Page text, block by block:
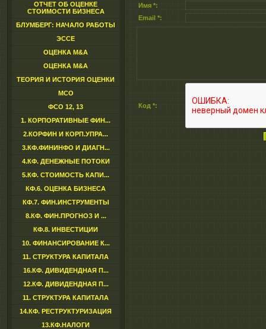
ОТЧЕТ ОБ ОЦЕНКЕ
СТОИМОСТИ БИЗНЕСА
БЛУМБЕРГ: НАЧАЛО РАБОТЫ
ЭССЕ
ОЦЕНКА M&A
ОЦЕНКА M&A
ТЕОРИЯ И ИСТОРИЯ ОЦЕНКИ
МСО
ФСО 12, 13
1. КОРПОРАТИВНЫЕ ФИН...
2.КОРФИН И КОРП.УПРА...
3.КФ.ФИНИНФО И ДИАГН...
4.КФ. ДЕНЕЖНЫЕ ПОТОКИ
5.КФ. СТОИМОСТЬ КАПИ...
КФ.6. ОЦЕНКА БИЗНЕСА
КФ.7. ФИН.ИНСТРУМЕНТЫ
8.КФ. ФИН.ПРОГНОЗ И ...
КФ.8. ИНВЕСТИЦИИ
10. ФИНАНСИРОВАНИЕ К...
11. СТРУКТУРА КАПИТАЛА
16.КФ. ДИВИДЕНДНАЯ П...
12.КФ. ДИВИДЕНДНАЯ П...
11. СТРУКТУРА КАПИТАЛА
14.КФ. РЕСТРУКТУРИЗАЦИЯ
13.КФ.НАЛОГИ
Имя *:
Email *:
Код *: